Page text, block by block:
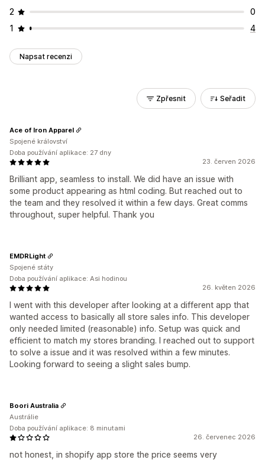
2
0
1
4
Napsat recenzi
Zpřesnit Seřadit
23. červen 2026
Brilliant app, seamless to install. We did have an issue with
some product appearing as html coding. But reached out to
the team and they resolved it within a few days. Great comms
throughout, super helpful. Thank you
Ace of Iron Apparel
Spojené království
Doba používání aplikace: 27 dny
26. květen 2026
I went with this developer after looking at a different app that
wanted access to basically all store sales info. This developer
only needed limited (reasonable) info. Setup was quick and
efficient to match my stores branding. I reached out to support
to solve a issue and it was resolved within a few minutes.
Looking forward to seeing a slight sales bump.
EMDRLight
Spojené státy
Doba používání aplikace: Asi hodinou
26. červenec 2026
not honest, in shopify app store the price seems very
Boori Australia
Austrálie
Doba používání aplikace: 8 minutami